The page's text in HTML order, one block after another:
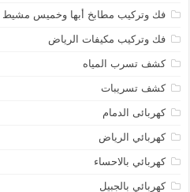
فك وتركيب مطابخ أبها وخميس مشيط
فك وتركيب مكيفات الرياض
كشف تسرب المياه
كشف تسريبات
كهربائى الدمام
كهربائي الرياض
كهربائي بالاحساء
كهربائي بالجبيل